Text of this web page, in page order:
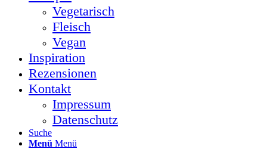
Vegetarisch
Fleisch
Vegan
Inspiration
Rezensionen
Kontakt
Impressum
Datenschutz
Suche
Menü Menü